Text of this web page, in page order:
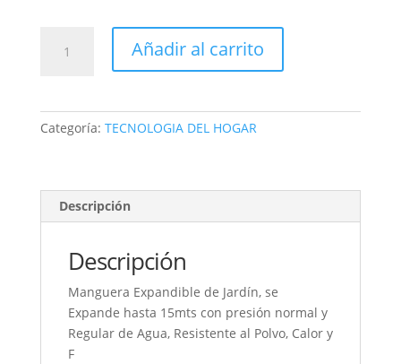
EXPANSIÓN
AUTOMÁTICA
Añadir al carrito
Categoría: TECNOLOGIA DEL HOGAR
Descripción
Descripción
Manguera Expandible de Jardín, se
Expande hasta 15mts con presión normal y
Regular de Agua, Resistente al Polvo, Calor y
F